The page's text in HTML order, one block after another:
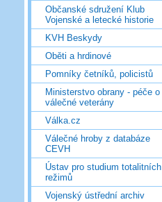
Občanské sdružení Klub
Vojenské a letecké historie
KVH Beskydy
Oběti a hrdinové
Pomníky četníků, policistů
Ministerstvo obrany - péče o
válečné veterány
Válka.cz
Válečné hroby z databáze
CEVH
Ústav pro studium totalitních
režimů
Vojenský ústřední archiv